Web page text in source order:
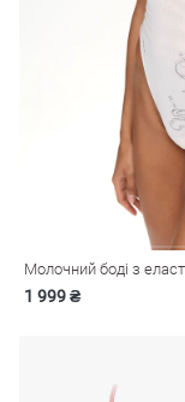
1 999 ₴